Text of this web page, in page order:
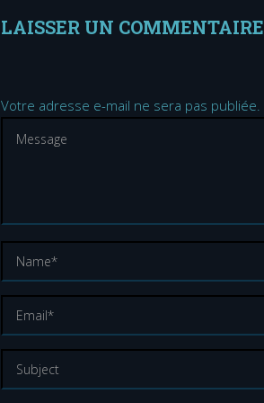
LAISSER UN COMMENTAIRE
Votre adresse e-mail ne sera pas publiée.